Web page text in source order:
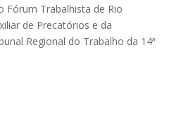
Fórum Trabalhista de Rio
de Precatórios e da
Regional do Trabalho da 14ª